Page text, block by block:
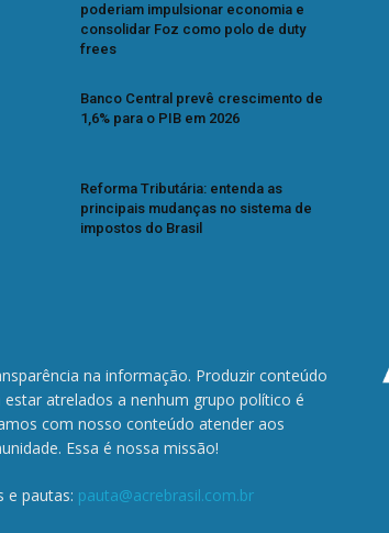
poderiam impulsionar economia e
consolidar Foz como polo de duty
frees
Banco Central prevê crescimento de
1,6% para o PIB em 2026
Reforma Tributária: entenda as
principais mudanças no sistema de
impostos do Brasil
na informação. Produzir conteúdo
estar atrelados a nenhum grupo político é
com nosso conteúdo atender aos
Essa é nossa missão!
e pautas: pauta@acrebrasil.com.br